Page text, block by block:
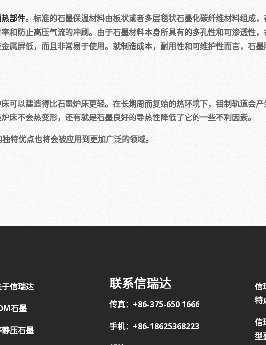
部件。标准的石墨保温材料由板状或者多层毯状石墨化碳纤维材料组成
和防止高压气流的冲刷。由于石墨材料本身所具有的多孔性和可渗透性
属屏低，而且非常易于使用。就制造成本，耐用性和可维护性而言，石
以建造得比石墨炉床更轻。在长期周而复始的热环境下，钼制轨道会产
床不会热变形，还有就是石墨良好的导热性降低了它的一些不利因素。
优点也将会被应用到更加广泛的领域。
于信瑞达
石墨
静压石墨
联系信瑞达
传真：+86-375-650 1666
手机：+86-18625368223
信
特
信
型